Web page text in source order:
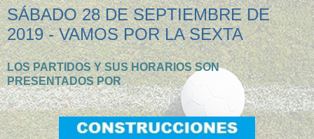
SÁBADO 28 DE SEPTIEMBRE DE
2019 - VAMOS POR LA SEXTA
LOS PARTIDOS Y SUS HORARIOS SON
PRESENTADOS POR